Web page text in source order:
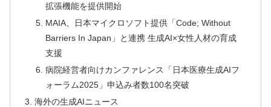
拡張機能を提供開始
MAIA、日本マイクロソフト提供「Code; Without
Barriers In Japan」と連携 生成AI×女性人材の育成
支援
病院経営者向けカンファレンス「日本医療生成AIフ
ォーラム2025」申込み者数100名突破
海外の生成AIニュース